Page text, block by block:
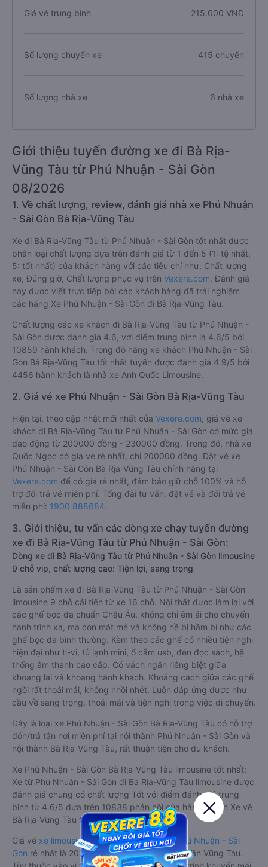
Giá vé trung bình 215.000 VNĐ
Số lượng chuyến xe 415 chuyến
Số lượng nhà xe 6 nhà xe
Giới thiệu tuyến đường xe đi Bà Rịa-
Vũng Tàu từ Phú Nhuận - Sài Gòn
08/2026
1. Về chất lượng, review, đánh giá nhà xe Phú Nhuận
- Sài Gòn Bà Rịa-Vũng Tàu
Xe đi Bà Rịa-Vũng Tàu từ Phú Nhuận - Sài Gòn tốt nhất được
phân loại chất lượng dựa trên đánh giá từ 1 đến 5 (1: tệ nhất,
5: tốt nhất) của khách hàng với các tiêu chí như: Chất lượng
xe, Đúng giờ, Chất lượng phục vụ trên Vexere.com. Đánh giá
này được viết trực tiếp bởi các khách hàng đã trải nghiệm
các hãng Xe Phú Nhuận - Sài Gòn đi Bà Rịa-Vũng Tàu.
Chất lượng các xe khách đi Bà Rịa-Vũng Tàu từ Phú Nhuận -
Sài Gòn được đánh giá 4.6, với điểm trung bình là 4.6/5 bởi
10859 hành khách. Trong đó hãng xe khách Phú Nhuận - Sài
Gòn Bà Rịa-Vũng Tàu tốt nhất tuyến được đánh giá 4.9/5 bởi
4456 hành khách là nhà xe Anh Quốc Limousine.
2. Giá vé xe Phú Nhuận - Sài Gòn Bà Rịa-Vũng Tàu
Hiện tại, theo cập nhật mới nhất của Vexere.com , giá vé xe
khách đi Bà Rịa-Vũng Tàu từ Phú Nhuận - Sài Gòn có mức giá
dao động từ 200000 đồng - 230000 đồng. Trong đó, nhà xe
Quốc Ngọc có giá vé rẻ nhất, chỉ 200000 đồng. Đặt vé xe
Phú Nhuận - Sài Gòn Bà Rịa-Vũng Tàu chính hãng tại
Vexere.com để có giá rẻ nhất, đảm bảo giữ chỗ 100% và hỗ
trợ đổi trả vé miễn phí. Tổng đài tư vấn, đặt vé và đổi trả vé
miễn phí: 1900 888684.
3. Giới thiệu, tư vấn các dòng xe chạy tuyến đường
xe đi Bà Rịa-Vũng Tàu từ Phú Nhuận - Sài Gòn:
Dòng xe đi Bà Rịa-Vũng Tàu từ Phú Nhuận - Sài Gòn limousine
9 chỗ vip, chất lượng cao: Tiện lợi, sang trọng
Là sản phẩm xe đi Bà Rịa-Vũng Tàu từ Phú Nhuận - Sài Gòn
limousine 9 chỗ cải tiến từ xe 16 chỗ. Nội thất được làm lại với
các ghế bọc da chuẩn Châu Âu, không chỉ êm ái cho chuyến
hành trình xa, mà còn mát mẻ và không hề bị hầm bí như các
ghế bọc da bình thường. Kèm theo các ghế có nhiều tiện nghi
hiện đại như ti-vi, tủ lạnh mini, ổ cắm usb, đèn đọc sách, hệ
thống âm thanh cao cấp. Có vách ngăn riêng biệt giữa
khoang lái và khoang hành khách. Khoảng cách giữa các ghế
ngồi rất thoải mái, không nhồi nhét. Luôn đáp ứng được nhu
cầu về sang trọng, thoải mái và tiện nghi trong việc di chuyển.
Đây là loại xe Phú Nhuận - Sài Gòn Bà Rịa-Vũng Tàu có hỗ trợ
đón/trả tận nơi miễn phí tại nội thành Phú Nhuận - Sài Gòn và
nội thành Bà Rịa-Vũng Tàu, rất thuận tiện cho du khách.
Xe Phú Nhuận - Sài Gòn Bà Rịa-Vũng Tàu limousine tốt nhất:
Xe từ Phú Nhuận - Sài Gòn đi Bà Rịa-Vũng Tàu limousine được
đánh giá chung có chất lượng Tốt với điểm đánh giá trung
bình từ 4.6/5 dựa trên 10838 phản hồi của hành khách Xe về
Bà Rịa-Vũng Tàu từ Phú Nhuận - Sài Gòn.
Giá vé xe limousine đi Bà Rịa-Vũng Tàu từ Phú Nhuận - Sài
Gòn rẻ nhất là 200000VND của hãng xe Hải Vân Vũng Tàu.